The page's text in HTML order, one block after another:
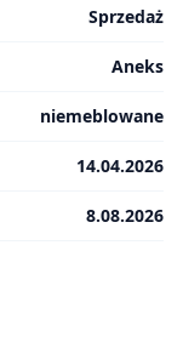
Sprzedaż
Aneks
niemeblowane
14.04.2026
8.08.2026